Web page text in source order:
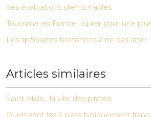
des évaluations clients fiables
Tourisme en France : opter pour une
Les spécialités bretonnes à ne pas rater
Articles similaires
Saint-Malo : la ville des pirates
Quels sont les 3 plats typiquement